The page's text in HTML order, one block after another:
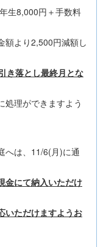
生8,000円＋手数料
額より2,500円減額し
き落とし最終月とな
処理ができますよう
へは、11/6(月)に通
金にて納入いただけ
いただけますようお